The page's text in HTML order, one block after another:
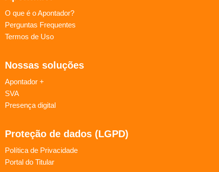
O que é o Apontador?
Perguntas Frequentes
Termos de Uso
Nossas soluções
Apontador +
SVA
Presença digital
Proteção de dados (LGPD)
Política de Privacidade
Portal do Titular